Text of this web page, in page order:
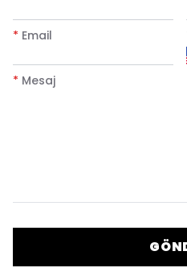
* Email
* Mesaj